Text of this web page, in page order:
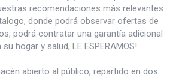
recomendaciones más relevantes
donde podrá observar ofertas de
podrá contratar una garantía adicional
hogar y salud, LE ESPERAMOS!
abierto al público, repartido en dos